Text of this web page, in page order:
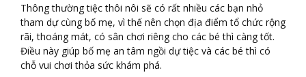
Thông thường tiệc thôi nôi sẽ có rất nhiều các bạn nhỏ
tham dự cùng bố mẹ, vì thế nên chọn địa điểm tổ chức rộng
rãi, thoáng mát, có sân chơi riêng cho các bé thì càng tốt.
Điều này giúp bố mẹ an tâm ngồi dự tiệc và các bé thì có
chỗ vui chơi thỏa sức khám phá.